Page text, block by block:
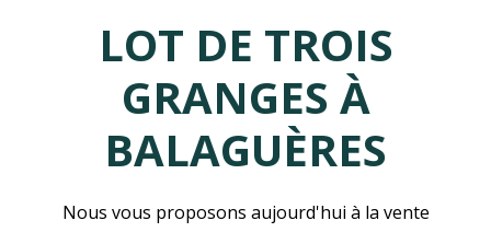
LOT DE TROIS
GRANGES À
BALAGUÈRES
Nous vous proposons aujourd'hui à la vente